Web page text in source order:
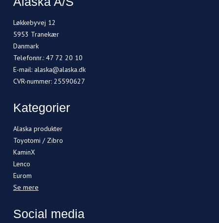
Løkkebyvej 12
5953 Tranekær
Danmark
Telefonnr.: 47 72 20 10
E-mail: alaska@alaska.dk
CVR-nummer: 25590627
Kategorier
Alaska produkter
Toyotomi / Zibro
KaminX
Lenco
Eurom
Se mere
Social media